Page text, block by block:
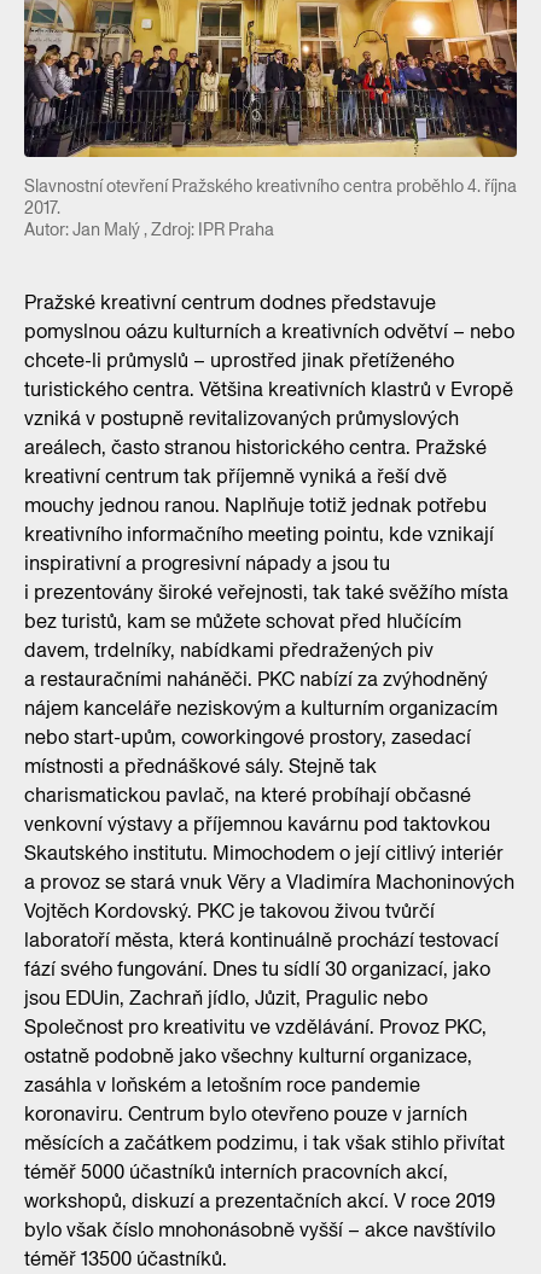
Slavnostní otevření Pražského kreativního centra proběhlo 4. října
2017.
Autor: Jan Malý , Zdroj: IPR Praha
Pražské kreativní centrum dodnes představuje
pomyslnou oázu kulturních a kreativních odvětví – nebo
chcete-li průmyslů – uprostřed jinak přetíženého
turistického centra. Většina kreativních klastrů v Evropě
vzniká v postupně revitalizovaných průmyslových
areálech, často stranou historického centra. Pražské
kreativní centrum tak příjemně vyniká a řeší dvě
mouchy jednou ranou. Naplňuje totiž jednak potřebu
kreativního informačního meeting pointu, kde vznikají
inspirativní a progresivní nápady a jsou tu
i prezentovány široké veřejnosti, tak také svěžího místa
bez turistů, kam se můžete schovat před hlučícím
davem, trdelníky, nabídkami předražených piv
a restauračními naháněči. PKC nabízí za zvýhodněný
nájem kanceláře neziskovým a kulturním organizacím
nebo start-upům, coworkingové prostory, zasedací
místnosti a přednáškové sály. Stejně tak
charismatickou pavlač, na které probíhají občasné
venkovní výstavy a příjemnou kavárnu pod taktovkou
Skautského institutu. Mimochodem o její citlivý interiér
a provoz se stará vnuk Věry a Vladimíra Machoninových
Vojtěch Kordovský. PKC je takovou živou tvůrčí
laboratoří města, která kontinuálně prochází testovací
fází svého fungování. Dnes tu sídlí 30 organizací, jako
jsou EDUin, Zachraň jídlo, Jůzit, Pragulic nebo
Společnost pro kreativitu ve vzdělávání. Provoz PKC,
ostatně podobně jako všechny kulturní organizace,
zasáhla v loňském a letošním roce pandemie
koronaviru. Centrum bylo otevřeno pouze v jarních
měsících a začátkem podzimu, i tak však stihlo přivítat
téměř 5000 účastníků interních pracovních akcí,
workshopů, diskuzí a prezentačních akcí. V roce 2019
bylo však číslo mnohonásobně vyšší – akce navštívilo
téměř 13500 účastníků.